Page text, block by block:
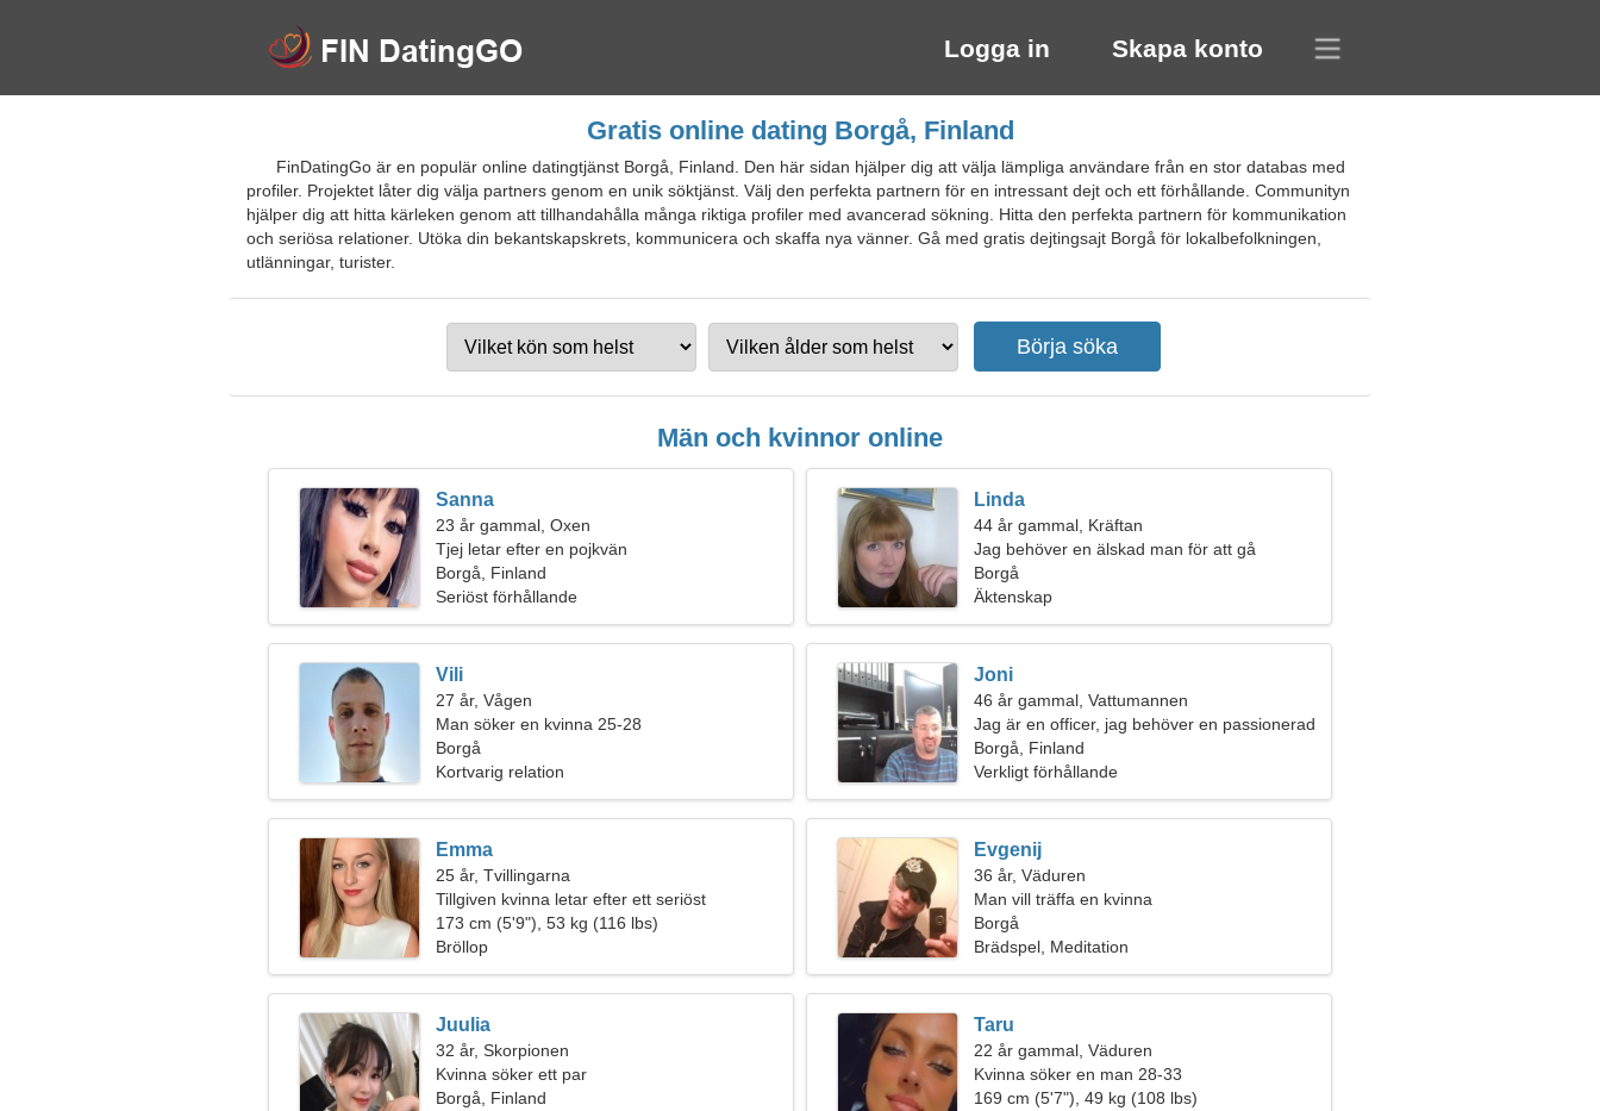
Logga in Skapa konto
Gratis online dating Borgå, Finland
FinDatingGo är en populär online datingtjänst Borgå, Finland. Den här sidan hjälper dig att välja lämpliga användare från en stor databas med
profiler. Projektet låter dig välja partners genom en unik söktjänst. Välj den perfekta partnern för en intressant dejt och ett förhållande. Communityn
hjälper dig att hitta kärleken genom att tillhandahålla många riktiga profiler med avancerad sökning. Hitta den perfekta partnern för kommunikation
och seriösa relationer. Utöka din bekantskapskrets, kommunicera och skaffa nya vänner. Gå med gratis dejtingsajt Borgå för lokalbefolkningen,
utlänningar, turister.
Män och kvinnor online
Sanna
23 år gammal, Oxen
Tjej letar efter en pojkvän
Borgå, Finland
Seriöst förhållande
Linda
44 år gammal, Kräftan
Jag behöver en älskad man för att gå
Borgå
Äktenskap
Vili
27 år, Vågen
Man söker en kvinna 25-28
Borgå
Kortvarig relation
Joni
46 år gammal, Vattumannen
Jag är en officer, jag behöver en passionerad
kvinna
Borgå, Finland
Verkligt förhållande
Emma
25 år, Tvillingarna
Tillgiven kvinna letar efter ett seriöst
förhållande
173 cm (5'9"), 53 kg (116 lbs)
Bröllop
Evgenij
36 år, Väduren
Man vill träffa en kvinna
Borgå
Brädspel, Meditation
Juulia
32 år, Skorpionen
Kvinna söker ett par
Borgå, Finland
Taru
22 år gammal, Väduren
Kvinna söker en man 28-33
169 cm (5'7"), 49 kg (108 lbs)